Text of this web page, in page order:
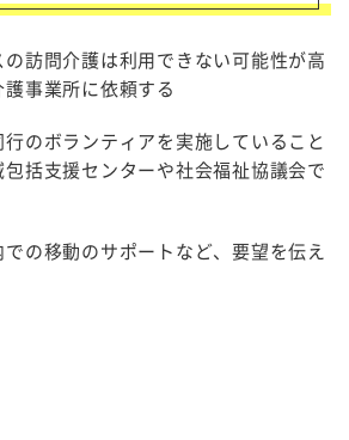
訪問介護は利用できない可能性が高
事業所に依頼する
のボランティアを実施していること
括支援センターや社会福祉協議会で
の移動のサポートなど、要望を伝え